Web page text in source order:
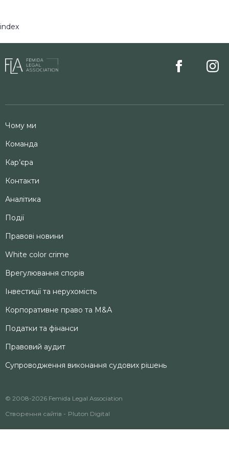
index
Чому ми
Команда
Кар’єра
Контакти
Аналітика
Події
Правові новини
White color crime
Врегулювання спорів
Інвестиції та нерухомість
Корпоративне право та M&А
Податки та фінанси
Правовий аудит
Супроводження виконання судових рішень
© 2008-2026 Femida Legal Association
Створення сайтів - Pluton Digital